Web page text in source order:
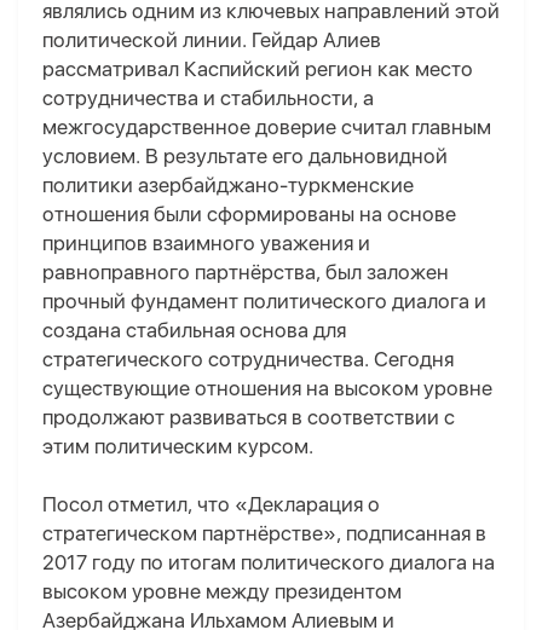
являлись одним из ключевых направлений этой
политической линии. Гейдар Алиев
рассматривал Каспийский регион как место
сотрудничества и стабильности, а
межгосударственное доверие считал главным
условием. В результате его дальновидной
политики азербайджано-туркменские
отношения были сформированы на основе
принципов взаимного уважения и
равноправного партнёрства, был заложен
прочный фундамент политического диалога и
создана стабильная основа для
стратегического сотрудничества. Сегодня
существующие отношения на высоком уровне
продолжают развиваться в соответствии с
этим политическим курсом.
Посол отметил, что «Декларация о
стратегическом партнёрстве», подписанная в
2017 году по итогам политического диалога на
высоком уровне между президентом
Азербайджана Ильхамом Алиевым и